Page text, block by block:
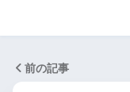
前の記事